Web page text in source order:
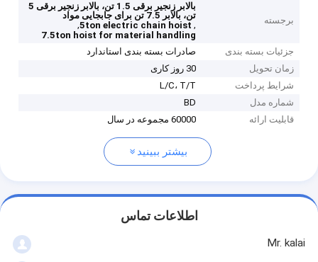
برجسته
بالابر زنجیر برقی 1.5 تن، بالابر زنجیر برقی 5
تن، بالابر 7.5 تن برای جابجایی مواد
,
5ton electric chain hoist
,
7.5ton hoist for material handling
جزئیات بسته بندی
صادرات بسته بندی استاندارد
زمان تحویل
30 روز کاری
شرایط پرداخت
L/C، T/T
شماره مدل
BD
قابلیت ارائه
60000 مجموعه در سال
بیشتر ببینید
اطلاعات تماس
Mr. kalai